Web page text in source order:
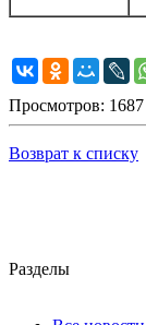
Просмотров: 1687
Возврат к списку
Разделы